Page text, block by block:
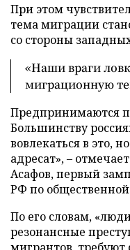
При этом
тема миграции
со стороны
«Наши враги
миграционную
Предпринимаются
Большинству
вовлекаться в это,
адресат», –
Асафов, первый
РФ по общественной
По его словам,
резонансные